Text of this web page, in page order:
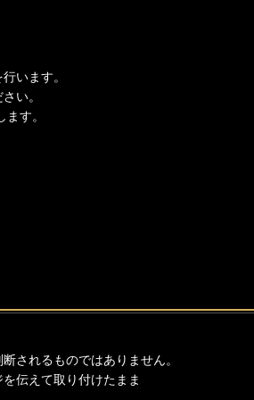
います。
い。
す。
されるものではありません。
伝えて取り付けたまま